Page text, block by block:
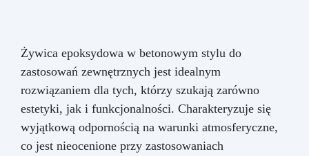
Żywica epoksydowa w betonowym stylu do
zastosowań zewnętrznych jest idealnym
rozwiązaniem dla tych, którzy szukają zarówno
estetyki, jak i funkcjonalności. Charakteryzuje się
wyjątkową odpornością na warunki atmosferyczne,
co jest nieocenione przy zastosowaniach